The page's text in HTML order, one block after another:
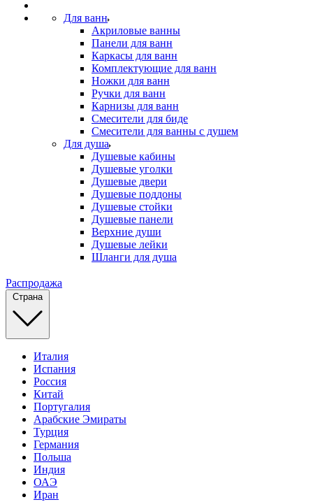
Для ванн
Акриловые ванны
Панели для ванн
Каркасы для ванн
Комплектующие для ванн
Ножки для ванн
Ручки для ванн
Карнизы для ванн
Смесители для биде
Смесители для ванны с душем
Для душа
Душевые кабины
Душевые уголки
Душевые двери
Душевые поддоны
Душевые стойки
Душевые панели
Верхние души
Душевые лейки
Шланги для душа
Распродажа
Страна
Италия
Испания
Россия
Китай
Португалия
Арабские Эмираты
Турция
Германия
Польша
Индия
ОАЭ
Иран